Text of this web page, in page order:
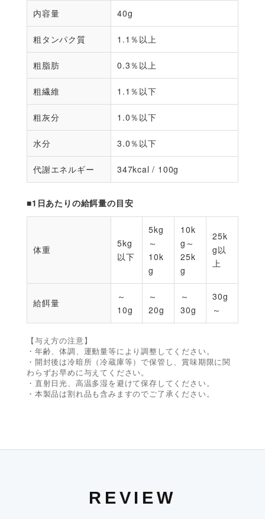
内容量 40g
粗タンパク質 1.1％以上
粗脂肪 0.3％以上
粗繊維 1.1％以下
粗灰分 1.0％以下
水分 3.0％以下
代謝エネルギー 347kcal / 100g
■1日あたりの給餌量の目安
体重
5kg
以下
5kg
～
10k
g
10k
g～
25k
g
25k
g以
上
給餌量
～
10g
～
20g
～
30g
30g
～
【与え方の注意】
・年齢、体調、運動量等により調整してください。
・開封後は冷暗所（冷蔵庫等）で保管し、賞味期限に関
わらずお早めに与えてください。
・直射日光、高温多湿を避けて保存してください。
・本製品は割れ品も含みますのでご了承ください。
REVIEW